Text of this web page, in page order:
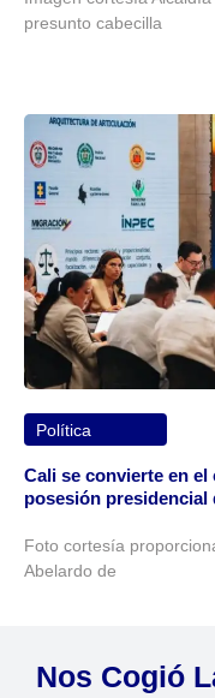
presunto cabecilla
Política
Cali se convierte en
posesión presidencial
Foto cortesía
Abelardo de
Nos Cogió